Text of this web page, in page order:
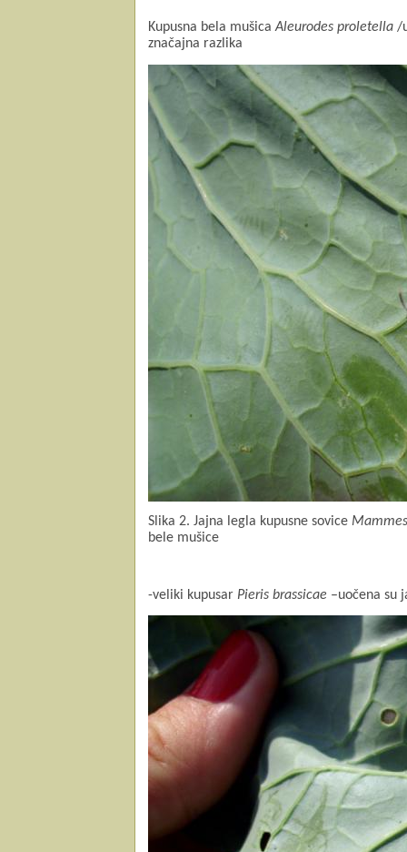
Kupusna bela mušicaAleurodes proletella /
značajna razlika
Slika 2. Jajna legla kupusne sovice
bele mušice
-veliki kupusar Pieris brassicae –uočena su